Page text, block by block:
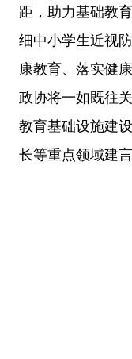
距，助力基础教
细中小学生近视
康教育、落实健
政协将一如既往
教育基础设施建
长等重点领域建